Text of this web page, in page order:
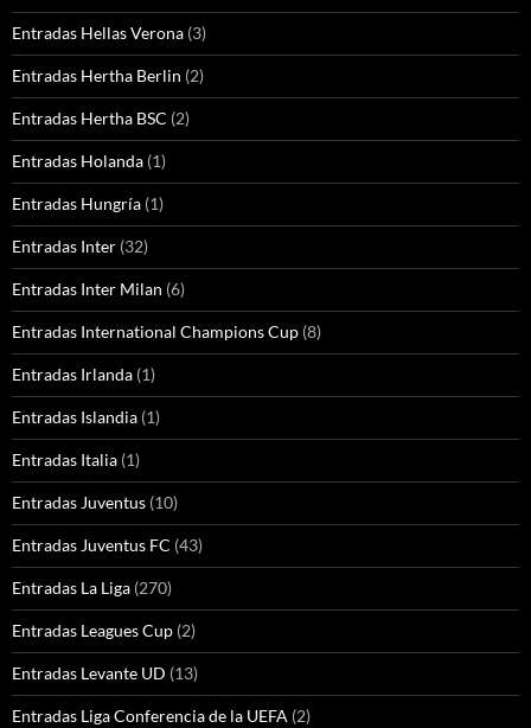
Entradas Hellas Verona (3)
Entradas Hertha Berlin (2)
Entradas Hertha BSC (2)
Entradas Holanda (1)
Entradas Hungría (1)
Entradas Inter (32)
Entradas Inter Milan (6)
Entradas International Champions Cup (8)
Entradas Irlanda (1)
Entradas Islandia (1)
Entradas Italia (1)
Entradas Juventus (10)
Entradas Juventus FC (43)
Entradas La Liga (270)
Entradas Leagues Cup (2)
Entradas Levante UD (13)
Entradas Liga Conferencia de la UEFA (2)